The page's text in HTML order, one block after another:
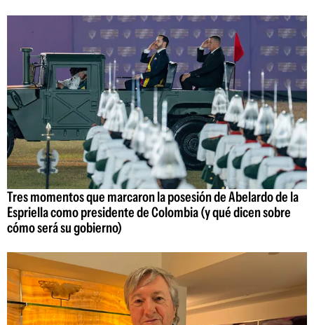
Tres momentos que marcaron la posesión de Abelardo de la
Espriella como presidente de Colombia (y qué dicen sobre
cómo será su gobierno)